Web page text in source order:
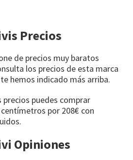
Precios
de precios muy baratos
los precios de esta marca
hemos indicado más arriba.
precios puedes comprar
por 208€ con
Opiniones